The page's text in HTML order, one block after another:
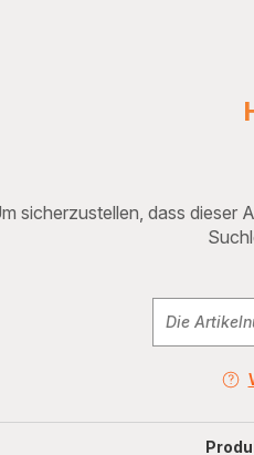
sicherzustellen, dass dieser